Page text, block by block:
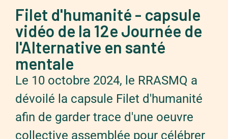
Filet d'humanité - capsule
vidéo de la 12e Journée de
l'Alternative en santé
mentale
Le 10 octobre 2024, le RRASMQ a
dévoilé la capsule Filet d'humanité
afin de garder trace d'une oeuvre
collective assemblée pour célébrer